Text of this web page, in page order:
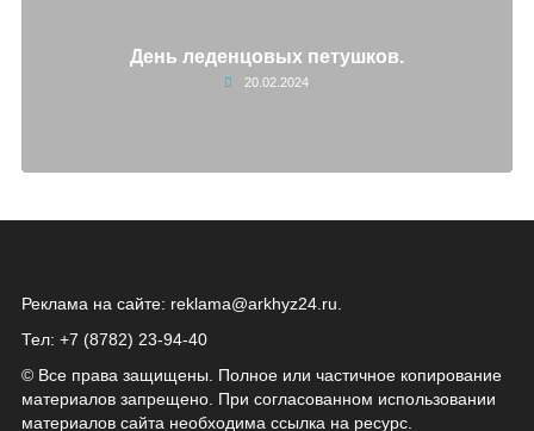
День леденцовых петушков.
20.02.2024
Реклама на сайте: reklama@arkhyz24.ru
Тел: +7 (8782) 23‑94‑40
© Все права защищены. Полное или частичное копирование
материалов запрещено. При согласованном использовании
материалов сайта необходима ссылка на ресурс.